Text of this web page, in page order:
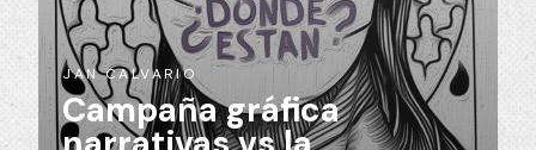
JAN CALVARIO
Campaña gráfica